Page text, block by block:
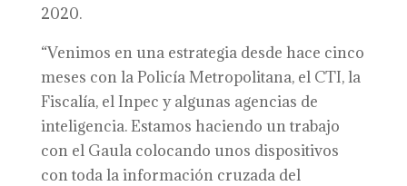
2020.
“Venimos en una estrategia desde hace cinco
meses con la Policía Metropolitana, el CTI, la
Fiscalía, el Inpec y algunas agencias de
inteligencia. Estamos haciendo un trabajo
con el Gaula colocando unos dispositivos
con toda la información cruzada del